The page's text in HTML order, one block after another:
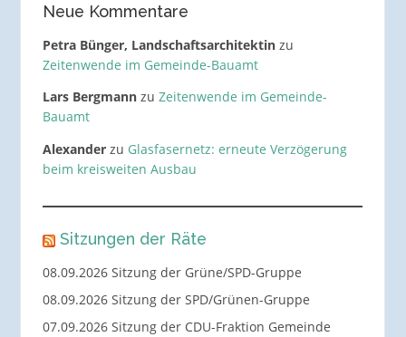
Neue Kommentare
Petra Bünger, Landschaftsarchitektinzu
Zeitenwende im Gemeinde-Bauamt
Lars Bergmannzu Zeitenwende im Gemeinde-
Bauamt
Alexanderzu Glasfasernetz: erneute Verzögerung
beim kreisweiten Ausbau
Sitzungen der Räte
08.09.2026 Sitzung der Grüne/SPD-Gruppe
08.09.2026 Sitzung der SPD/Grünen-Gruppe
07.09.2026 Sitzung der CDU-Fraktion Gemeinde